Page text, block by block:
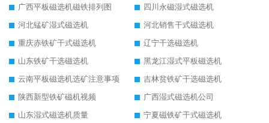
广西平板磁选机磁铁排列图
四川永磁湿式磁选机
河北锰矿湿式磁选机
河北销售干式磁选机
重庆赤铁矿干式磁选机
辽宁干选磁选机
山东铁矿干选磁选机
黑龙江湿式平板磁选机
云南平板磁选机选矿注意事项
吉林贫铁矿干选磁选机
陕西新型铁矿磁机视频
广西湿式磁选机公司
山东湿式磁选机质量
宁夏磁铁矿干式磁选机